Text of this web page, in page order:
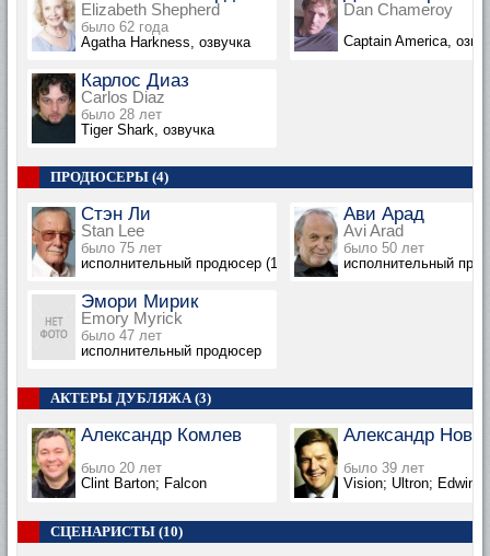
Elizabeth Shepherd
было 62 года
Agatha Harkness, озвучка
Dan Chameroy
Captain America,
Карлос Диаз
Carlos Diaz
было 28 лет
Tiger Shark, озвучка
ПРОДЮСЕРЫ (4)
Стэн Ли
Stan Lee
было 75 лет
исполнительный продюсер (13 эпизодов, 1999-2000)
Ави Арад
Avi Arad
было 50 лет
исполнительный
Эмори Мирик
Emory Myrick
было 47 лет
исполнительный продюсер
АКТЕРЫ ДУБЛЯЖА (3)
Александр Комлев
было 20 лет
Clint Barton; Falcon
Александр
было 39 лет
Vision; Ultron; Edwin
СЦЕНАРИСТЫ (10)